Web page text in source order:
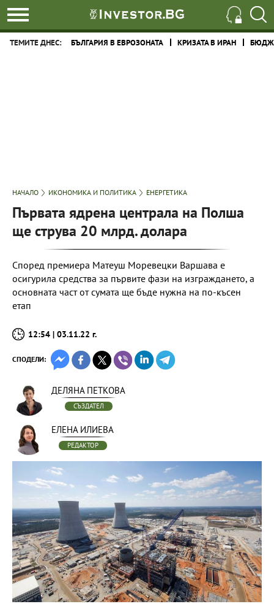
ТЕМИТЕ ДНЕС: БЪЛГАРИЯ В ЕВРОЗОНАТА КРИЗАТА В ИРАН
НАЧАЛО ИКОНОМИКА И ПОЛИТИКА ЕНЕРГЕТИКА
Първата ядрена централа на Полша
ще струва 20 млрд. долара
Според премиера Матеуш Моревецки Варшава е
осигурила средства за първите фази на изграждането, а
основната част от сумата ще бъде нужна на по-късен
етап
12:54 | 03.11.22 г.
СПОДЕЛИ:
ДЕЛЯНА ПЕТКОВА
СЪЗДАТЕЛ
ЕЛЕНА ИЛИЕВА
РЕДАКТОР